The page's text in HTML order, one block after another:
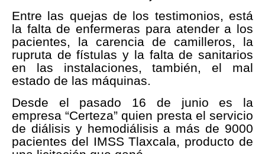
Entre las quejas de los testimonios, está
la falta de enfermeras para atender a los
pacientes, la carencia de camilleros, la
rupruta de fístulas y la falta de sanitarios
en las instalaciones, también, el mal
estado de las máquinas.
Desde el pasado 16 de junio es la
empresa “Certeza” quien presta el servicio
de diálisis y hemodiálisis a más de 9000
pacientes del IMSS Tlaxcala, producto de